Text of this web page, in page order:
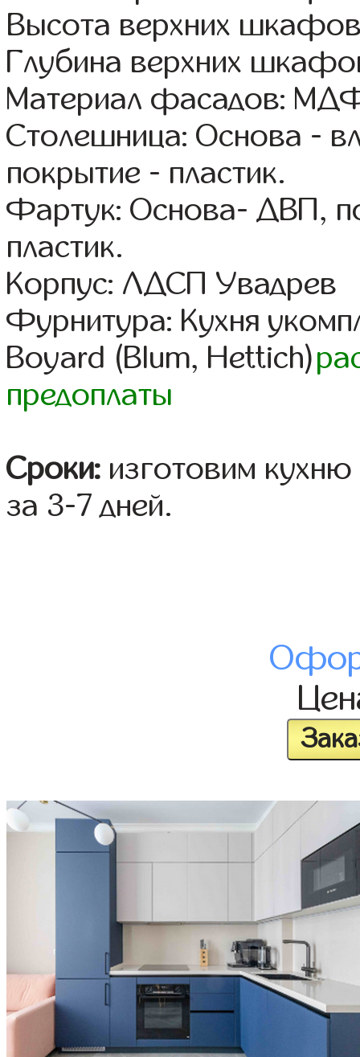
Высота верхних
Глубина верхних
Материал фасадов:
Столешница: Основа -
покрытие - пластик.
Фартук: Основа- ДВП,
пластик.
Корпус: ЛДСП Увадрев
Фурнитура: Кухня
Boyard (Blum, Hettich)
предоплаты
Сроки: изготовим
за 3-7 дней.